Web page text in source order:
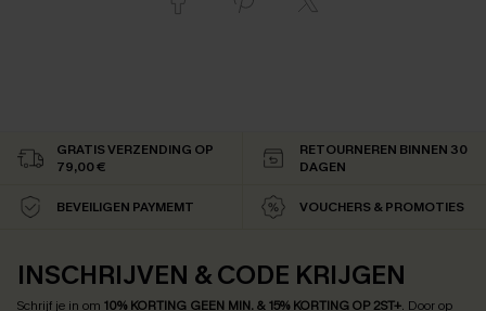
GRATIS VERZENDING OP
79,00 €
RETOURNEREN BINNEN 30
DAGEN
BEVEILIGEN PAYMEMT VOUCHERS & PROMOTIES
INSCHRIJVEN & CODE KRIJGEN
Schrijf je in om 10% KORTING GEEN MIN. & 15% KORTING OP 2ST+. Door op